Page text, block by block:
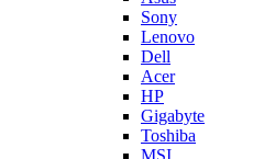
Sony
Lenovo
Dell
Acer
HP
Gigabyte
Toshiba
MSI